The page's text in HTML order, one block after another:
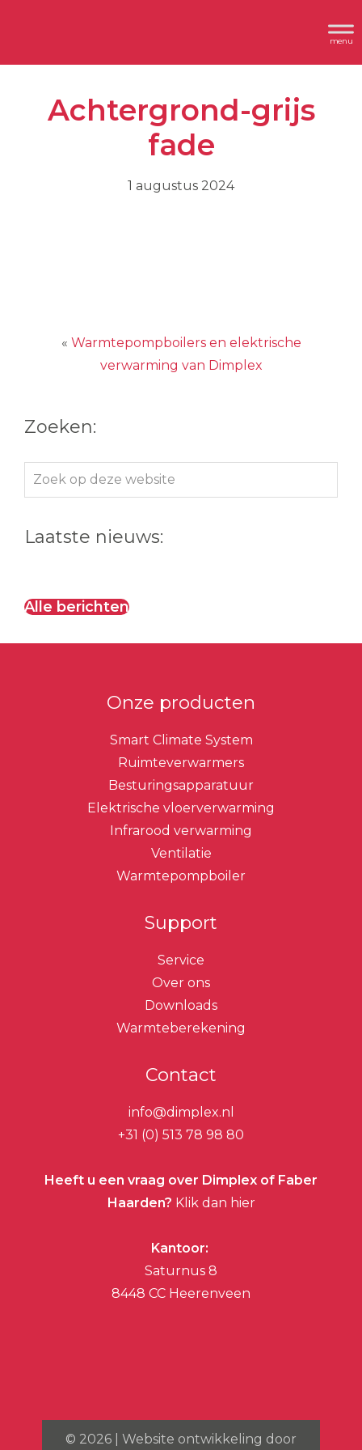
inhoud
Header
Rechts
Achtergrond-grijs
fade
1 augustus 2024
« Warmtepompboilers en elektrische
verwarming van Dimplex
Zoeken:
Zoek
op
website
Laatste nieuws:
Alle berichten
Onze producten
Smart Climate System
Ruimteverwarmers
Besturingsapparatuur
Elektrische vloerverwarming
Infrarood verwarming
Ventilatie
Warmtepompboiler
Support
Service
Over ons
Downloads
Warmteberekening
Contact
info@dimplex.nl
+31 (0) 513 78 98 80
Heeft u een vraag over Dimplex of Faber
Haarden? Klik dan hier
Kantoor:
Saturnus 8
8448 CC Heerenveen
© 2026 | Website ontwikkeling door